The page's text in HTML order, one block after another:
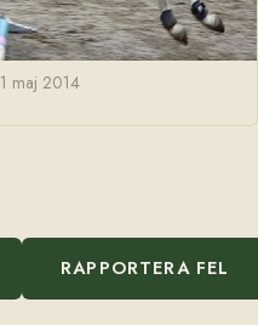
maj 2014
RAPPORTERA FEL